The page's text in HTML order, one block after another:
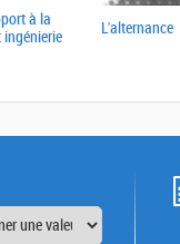
à la
ingénierie
L'alternance